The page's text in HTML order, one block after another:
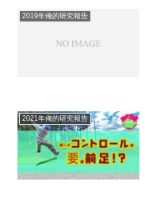
2019年俺的研究報告
2021年俺的研究報告